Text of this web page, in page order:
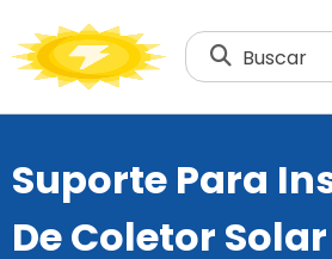
Buscar
Suporte Para
De Coletor Solar